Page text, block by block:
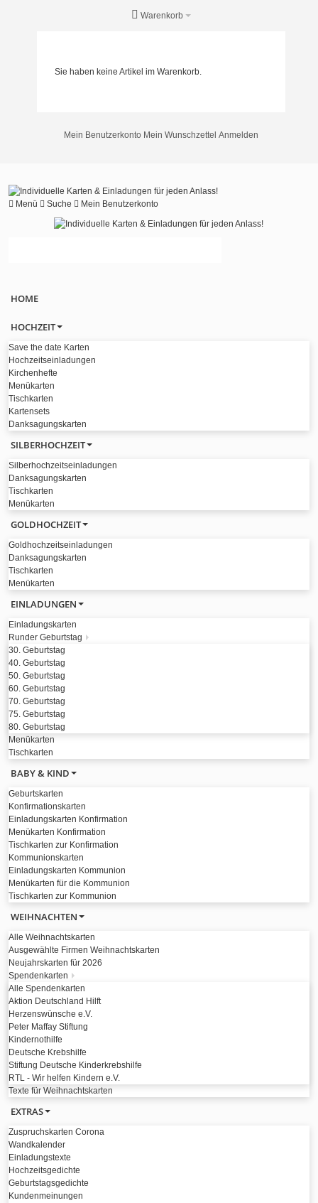
Warenkorb
Sie haben keine Artikel im Warenkorb.
Mein Benutzerkonto Mein Wunschzettel Anmelden
Menü Suche Mein Benutzerkonto
HOME
HOCHZEIT
Save the date Karten
Hochzeitseinladungen
Kirchenhefte
Menükarten
Tischkarten
Kartensets
Danksagungskarten
SILBERHOCHZEIT
Silberhochzeitseinladungen
Danksagungskarten
Tischkarten
Menükarten
GOLDHOCHZEIT
Goldhochzeitseinladungen
Danksagungskarten
Tischkarten
Menükarten
EINLADUNGEN
Einladungskarten
Runder Geburtstag
30. Geburtstag
40. Geburtstag
50. Geburtstag
60. Geburtstag
70. Geburtstag
75. Geburtstag
80. Geburtstag
Menükarten
Tischkarten
BABY & KIND
Geburtskarten
Konfirmationskarten
Einladungskarten Konfirmation
Menükarten Konfirmation
Tischkarten zur Konfirmation
Kommunionskarten
Einladungskarten Kommunion
Menükarten für die Kommunion
Tischkarten zur Kommunion
WEIHNACHTEN
Alle Weihnachtskarten
Ausgewählte Firmen Weihnachtskarten
Neujahrskarten für 2026
Spendenkarten
Alle Spendenkarten
Aktion Deutschland Hilft
Herzenswünsche e.V.
Peter Maffay Stiftung
Kindernothilfe
Deutsche Krebshilfe
Stiftung Deutsche Kinderkrebshilfe
RTL - Wir helfen Kindern e.V.
Texte für Weihnachtskarten
EXTRAS
Zuspruchskarten Corona
Wandkalender
Einladungstexte
Hochzeitsgedichte
Geburtstagsgedichte
Kundenmeinungen